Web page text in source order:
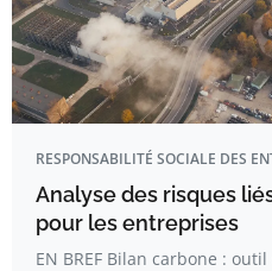
RESPONSABILITÉ SOCIALE DES
Analyse des risques
pour les entreprises
EN BREF Bilan carbone :